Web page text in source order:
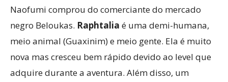
Naofumi comprou do comerciante do mercado
negro Beloukas. Raphtalia é uma demi-humana,
meio animal (Guaxinim) e meio gente. Ela é muito
nova mas cresceu bem rápido devido ao level que
adquire durante a aventura. Além disso, um